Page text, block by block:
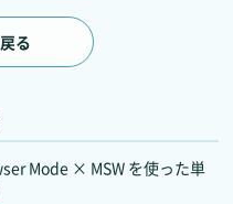
る
Mode × MSW を使った単